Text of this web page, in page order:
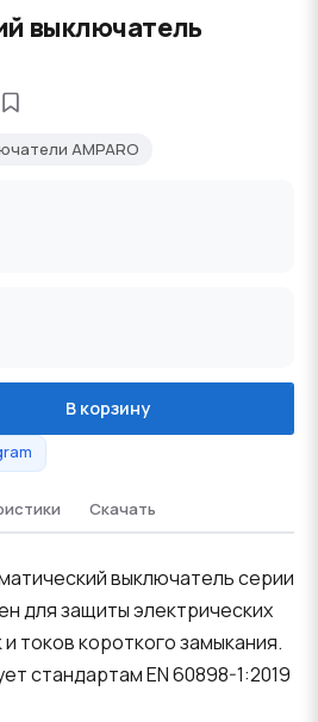
выключатель
AMPARO
В корзину
Скачать
выключатель серии
для защиты электрических
токов короткого замыкания.
стандартам EN 60898-1:2019